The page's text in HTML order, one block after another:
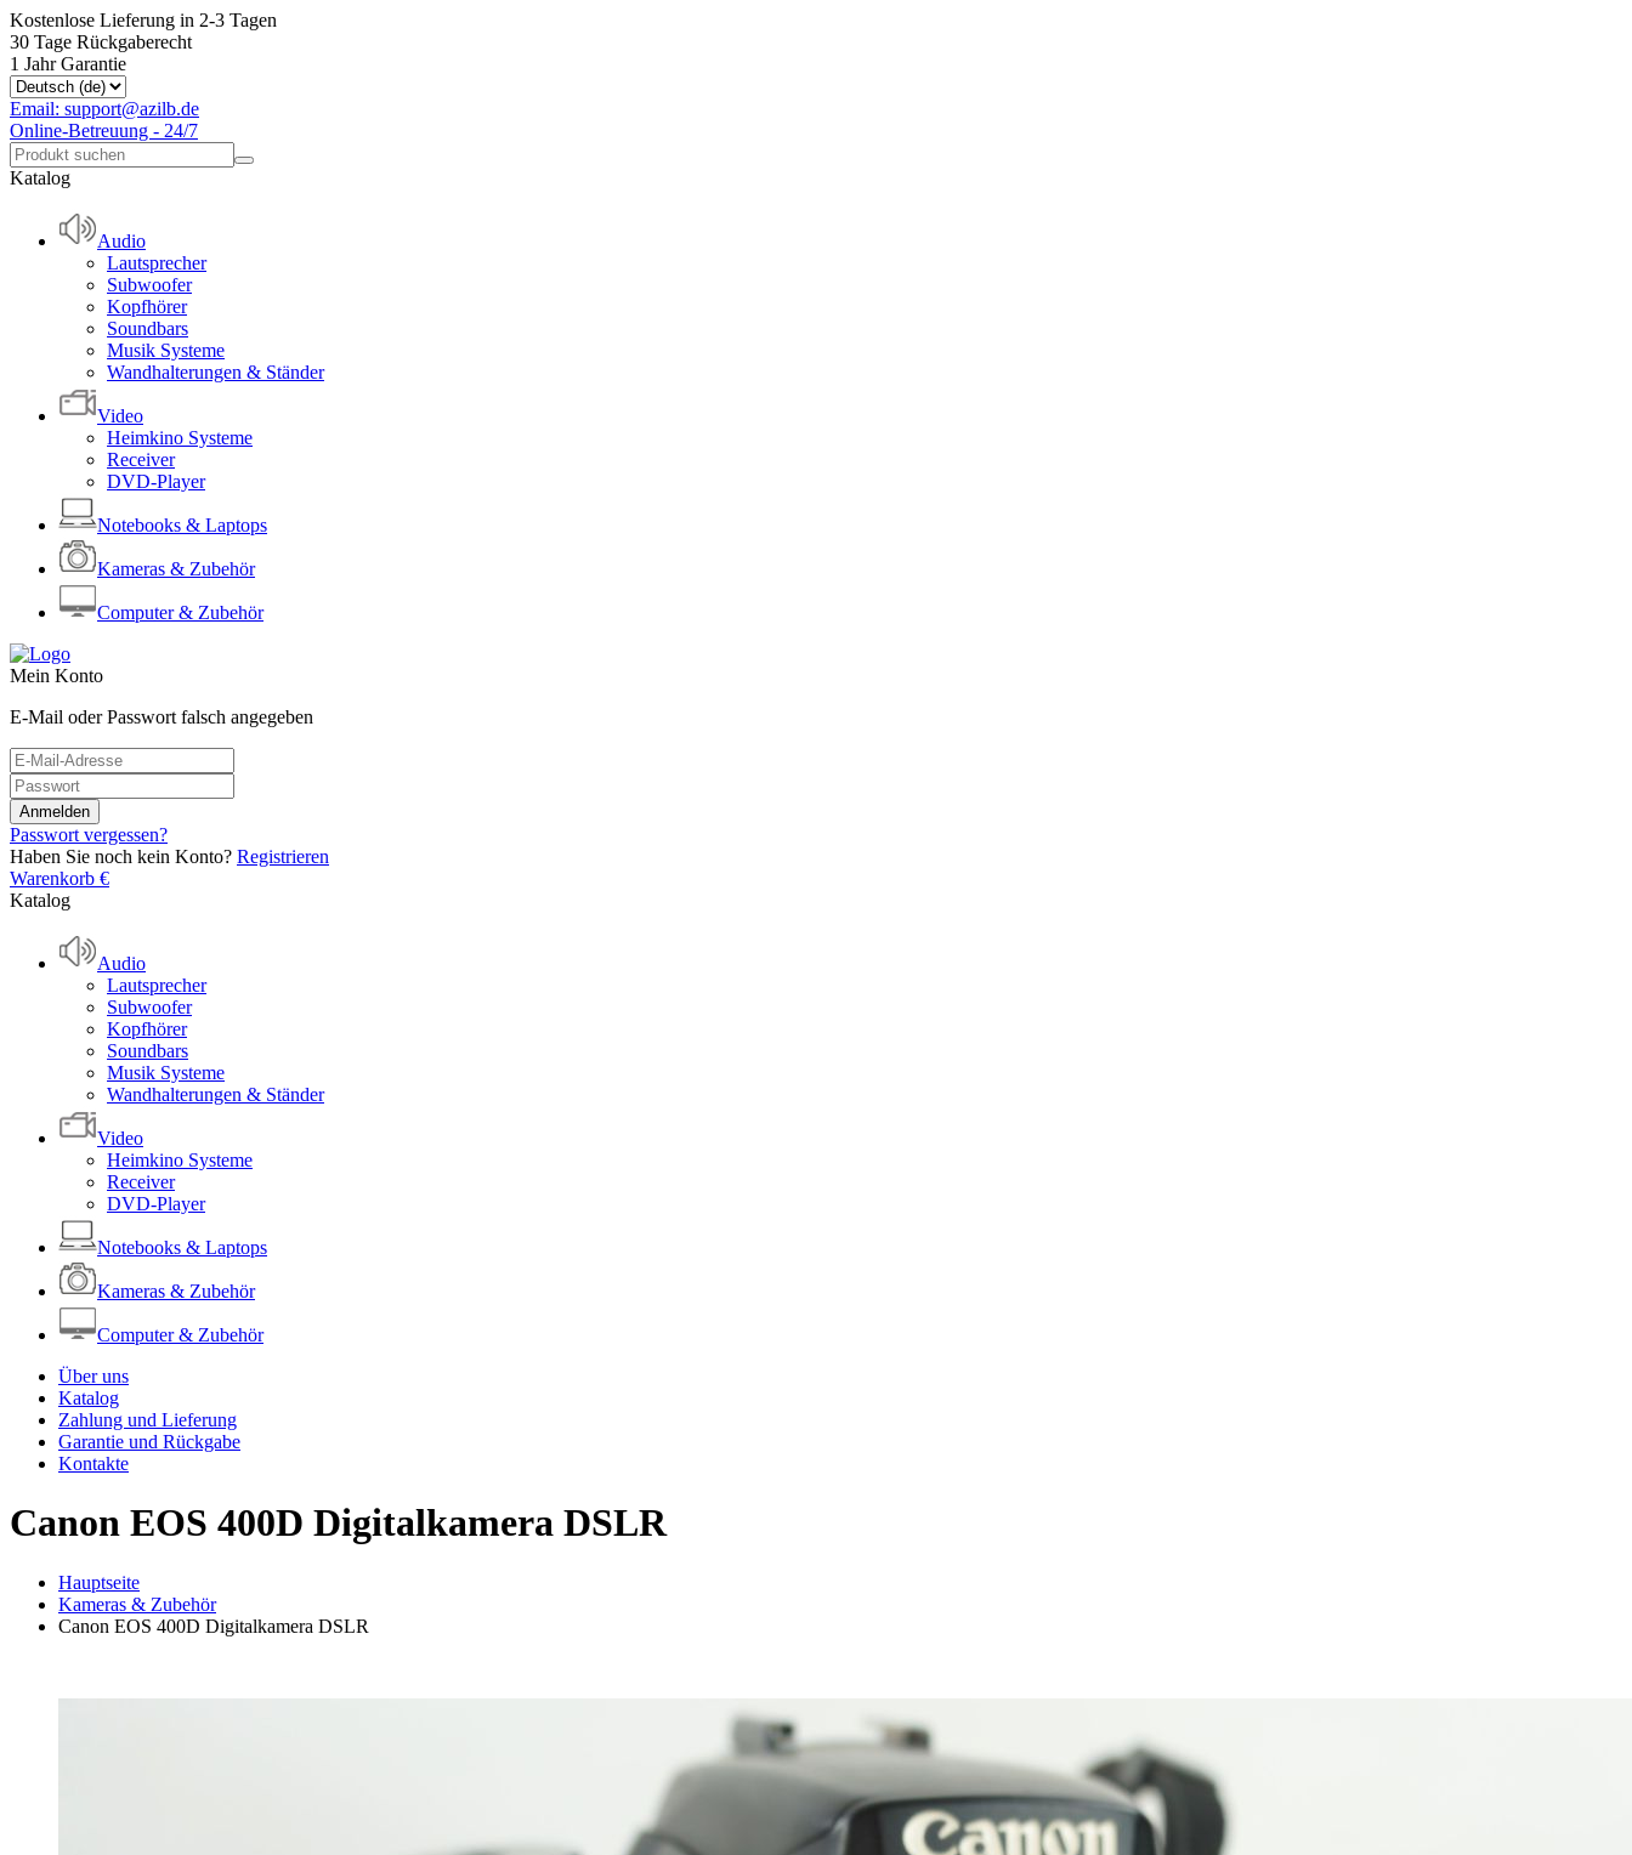
Kostenlose Lieferung in 2-3 Tagen
30 Tage Rückgaberecht
1 Jahr Garantie
Email: support@azilb.de
Online-Betreuung - 24/7
Katalog
Audio
Lautsprecher
Subwoofer
Kopfhörer
Soundbars
Musik Systeme
Wandhalterungen & Ständer
Video
Heimkino Systeme
Receiver
DVD-Player
Notebooks & Laptops
Kameras & Zubehör
Computer & Zubehör
Mein Konto
E-Mail oder Passwort falsch angegeben
Passwort vergessen?
Haben Sie noch kein Konto? Registrieren
Warenkorb €
Katalog
Audio
Lautsprecher
Subwoofer
Kopfhörer
Soundbars
Musik Systeme
Wandhalterungen & Ständer
Video
Heimkino Systeme
Receiver
DVD-Player
Notebooks & Laptops
Kameras & Zubehör
Computer & Zubehör
Über uns
Katalog
Zahlung und Lieferung
Garantie und Rückgabe
Kontakte
Canon EOS 400D Digitalkamera DSLR
Hauptseite
Kameras & Zubehör
Canon EOS 400D Digitalkamera DSLR